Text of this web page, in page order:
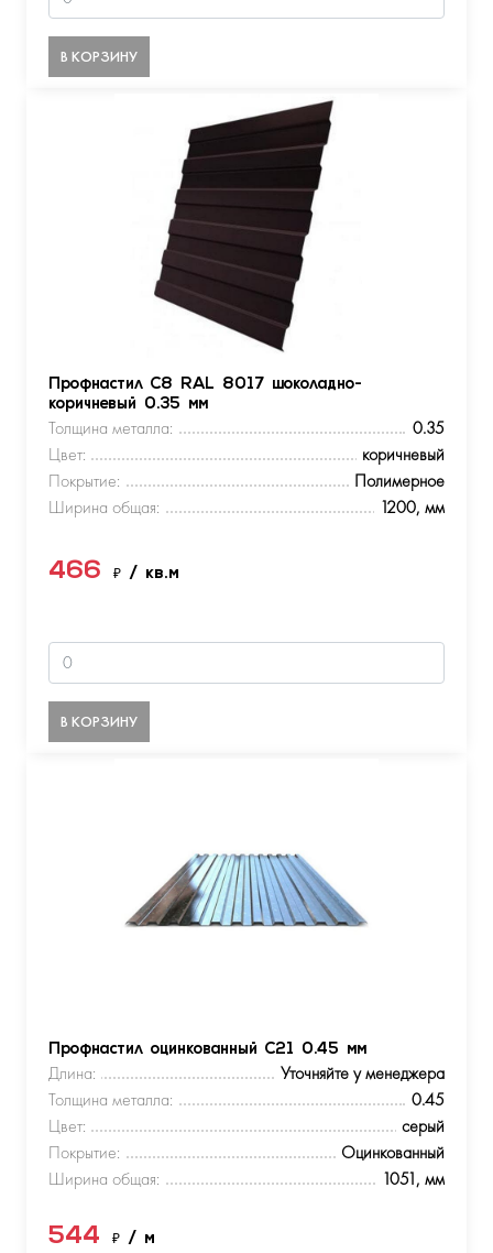
В КОРЗИНУ
Профнастил С8 RAL 8017 шоколадно-
коричневый 0.35 мм
Толщина металла:
0.35
Цвет:
коричневый
Покрытие:
Полимерное
Ширина общая:
1200, мм
466 ₽ / кв.м
В КОРЗИНУ
Профнастил оцинкованный С21 0.45 мм
Длина:
Уточняйте у менеджера
Толщина металла:
0.45
Цвет:
серый
Покрытие:
Оцинкованный
Ширина общая:
1051, мм
544 ₽ / м